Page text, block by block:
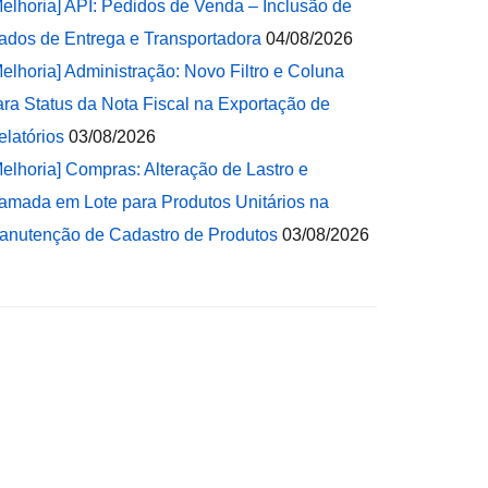
API: Pedidos de Venda – Inclusão de
de Entrega e Transportadora 04/08/2026
Administração: Novo Filtro e Coluna
Status da Nota Fiscal na Exportação de
03/08/2026
Compras: Alteração de Lastro e
em Lote para Produtos Unitários na
de Cadastro de Produtos 03/08/2026